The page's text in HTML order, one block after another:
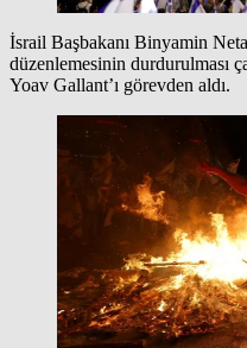
İsrail Başbakanı Binyamin
düzenlemesinin durdurulması
Yoav Gallant’ı görevden aldı.